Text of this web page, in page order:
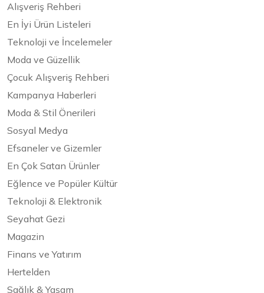
Alışveriş Rehberi
En İyi Ürün Listeleri
Teknoloji ve İncelemeler
Moda ve Güzellik
Çocuk Alışveriş Rehberi
Kampanya Haberleri
Moda & Stil Önerileri
Sosyal Medya
Efsaneler ve Gizemler
En Çok Satan Ürünler
Eğlence ve Popüler Kültür
Teknoloji & Elektronik
Seyahat Gezi
Magazin
Finans ve Yatırım
Hertelden
Sağlık & Yaşam